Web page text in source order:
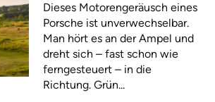
Dieses Motorengeräusch eines
Porsche ist unverwechselbar.
Man hört es an der Ampel und
dreht sich – fast schon wie
ferngesteuert – in die
Richtung. Grün...